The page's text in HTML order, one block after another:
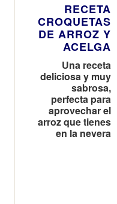
RECETA
CROQUETAS
DE ARROZ Y
ACELGA
Una receta
deliciosa y muy
sabrosa,
perfecta para
aprovechar el
arroz que tienes
en la nevera